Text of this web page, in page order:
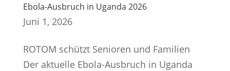
Ebola-Ausbruch in Uganda 2026
Juni 1, 2026
ROTOM schützt Senioren und Familien
Der aktuelle Ebola-Ausbruch in Uganda